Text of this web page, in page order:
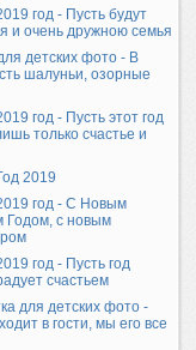
год - Пусть будут
и очень дружною семья
детских фото - В
шалуньи, озорные
год - Пусть этот год
только счастье и
2019
год - С Новым
Годом, с новым
год - Пусть год
счастьем
для детских фото -
в гости, мы его все